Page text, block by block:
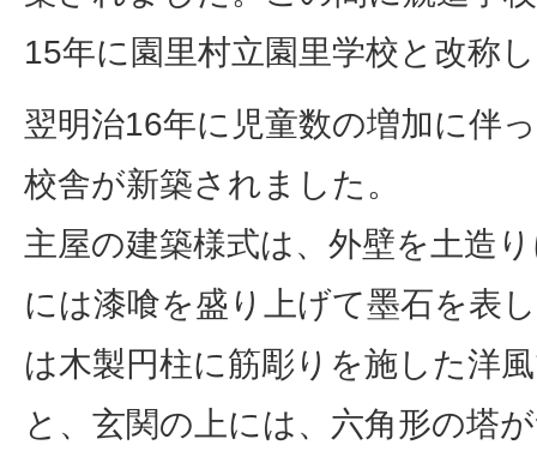
15年に園里村立園里学校と改称
翌明治16年に児童数の増加に伴
校舎が新築されました。
主屋の建築様式は、外壁を土造
には漆喰を盛り上げて墨石を表
は木製円柱に筋彫りを施した洋
と、玄関の上には、六角形の塔